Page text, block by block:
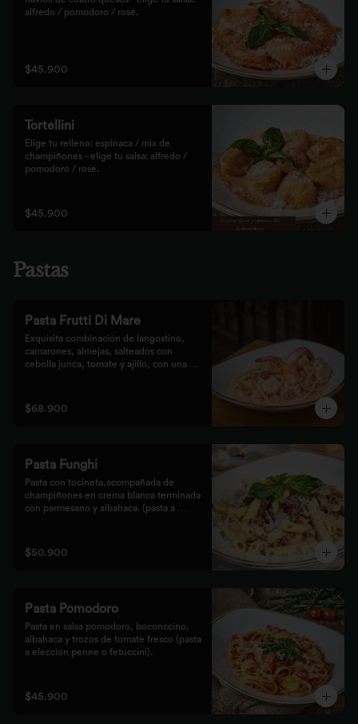
alfredo / pomodoro / rosé.
$45.900
Tortellini
Elige tu relleno: espinaca / mix de
champiñones - elige tu salsa: alfredo /
pomodoro / rosé.
$45.900
Pastas
Pasta Frutti Di Mare
Exquisita combinación de langostino,
camarones, almejas, salteados con
cebolla junca, tomate y ajillo, con una
acompañado con nuestro tradicional pan
Focaccia.
$68.900
Pasta Funghi
Pasta con tocineta,acompañada de
champiñones en crema blanca terminada
con parmesano y albahaca. (pasta a
$50.900
Pasta Pomodoro
Pasta en salsa pomodoro, boconccino,
albahaca y trozos de tomate fresco (pasta
a elección penne o fetuccini).
$45.900